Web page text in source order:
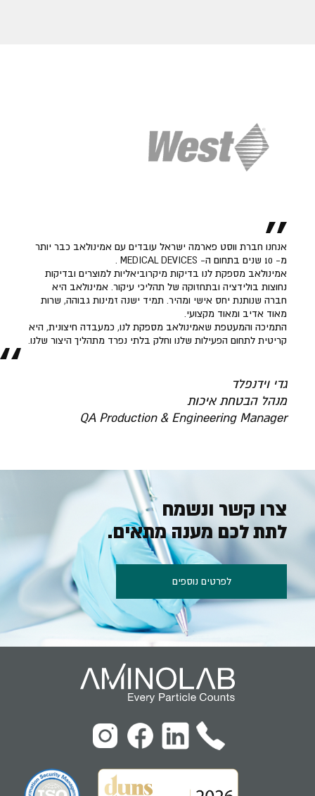
אנחנו חברת ווסט פארמה ישראל עובדים עם אמינולאב כבר יותר
מ- 10 שנים בתחום ה- MEDICAL DEVICES .
אמינולאב מספקת לנו בדיקות מיקרוביאליות למוצרים ובדיקות
נחוצות בולידציה ובתחזוקה של תהליכי עיקור. אמינולאב היא
חברה שנותנת יחס אישי ומהיר. תמיד ישנה זמינות גבוהה, שרות
מאוד אדיב ומאוד מקצועי.
התמיכה והמעטפת שאמינולאב מספקת לנו, כמעבדה חיצונית, היא
קריטית לתחום הפעילות שלנו וחלק בלתי נפרד מתהליך היצור שלנו.
גדי וידנפלד
מנהל הבטחת איכות
QA Production & Engineering Manager
צרו קשר ונשמח
לתת לכם מענה מתאים.
לפרטים נוספים